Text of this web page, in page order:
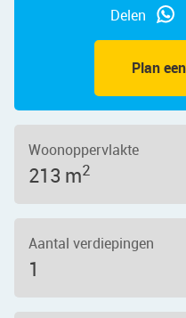
Plan
Delen
Woonoppervlakte
213 m2
Aantal verdiepingen
1